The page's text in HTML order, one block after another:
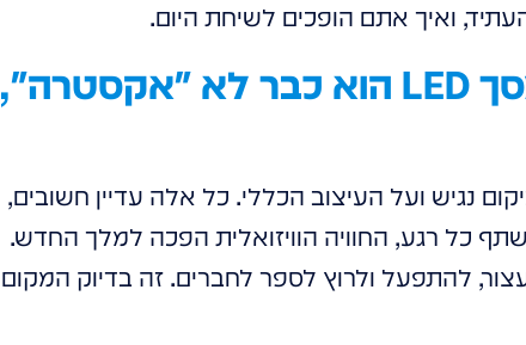
ואיך אתם הופכים לשיחת היום.
העידן החדש של החוויה: למה מסך LED הוא כבר לא "אקסטרה",
נגיש ועל העיצוב הכללי. כל אלה עדיין חשובים,
כל רגע, החוויה הוויזואלית הפכה למלך החדש.
להתפעל ולרוץ לספר לחברים. זה בדיוק המקום